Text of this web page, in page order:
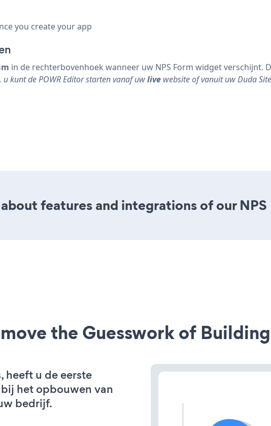
you create your app
in de rechterbovenhoek wanneer uw NPS Form widget verschijnt.
u kunt de POWR Editor starten vanaf uwlive website of vanuit uw Duda
features and integrations of our NPS
the Guesswork of
heeft u de eerste
het opbouwen van
bedrijf.